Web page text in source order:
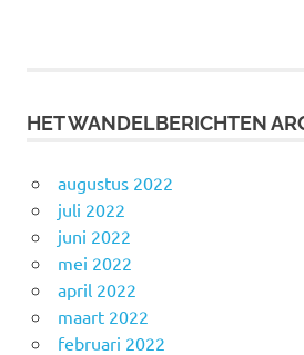
HET WANDELBERICHTEN
augustus 2022
juli 2022
juni 2022
mei 2022
april 2022
maart 2022
februari 2022